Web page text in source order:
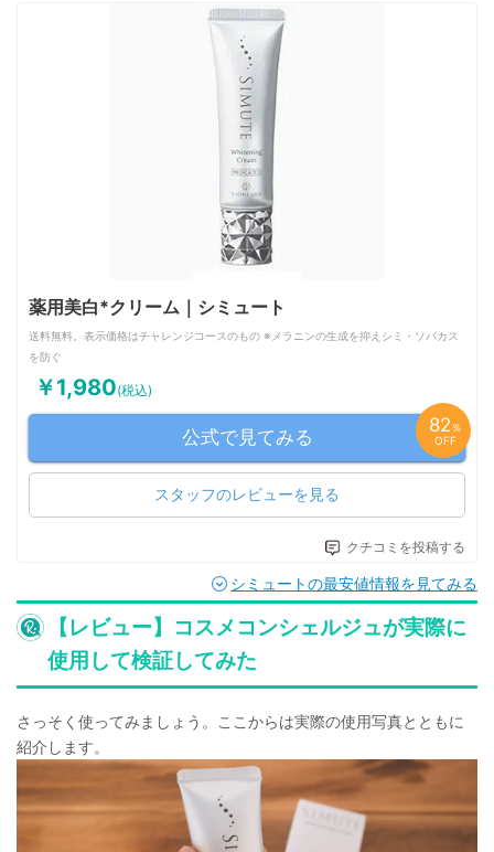
薬用美白*クリーム｜シミュート
送料無料。表示価格はチャレンジコースのもの ※メラニンの生成を抑えシミ・ソバカス
を防ぐ
￥1,980(税込)
公式で見てみる
82 ％
OFF
スタッフのレビューを見る
クチコミを投稿する
シミュートの最安値情報を見てみる
【レビュー】コスメコンシェルジュが実際に
使用して検証してみた
さっそく使ってみましょう。ここからは実際の使用写真とともに
紹介します。